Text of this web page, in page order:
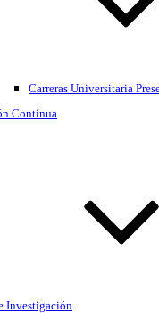
Carreras Universitaria
Contínua
Investigación